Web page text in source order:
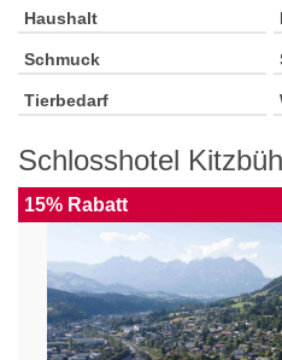
Haushalt
Schmuck
Tierbedarf
Schlosshotel
15% Rabatt